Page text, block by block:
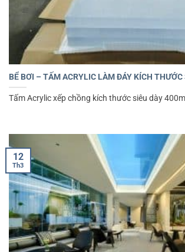
BỂ BƠI – TẤM ACRYLIC LÀM ĐÁY KÍCH THƯỚC
Tấm Acrylic xếp chồng kích thước siêu dày
12
Th3